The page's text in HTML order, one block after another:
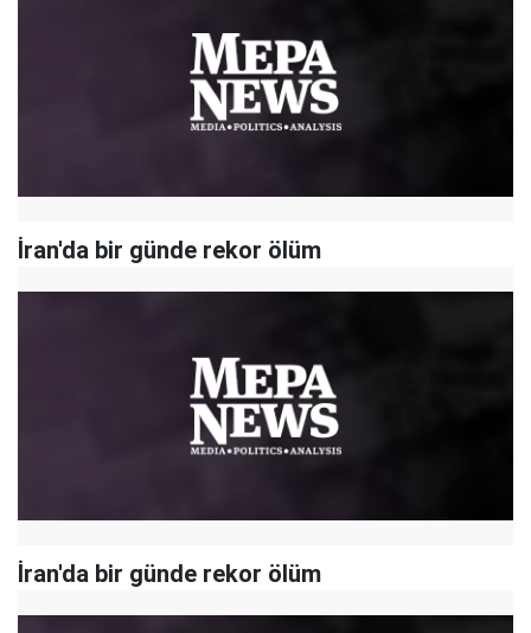
İran'da bir günde rekor ölüm
İran'da bir günde rekor ölüm